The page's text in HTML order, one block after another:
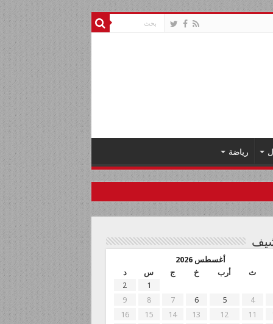
رياضة
أغسطس 2026
ث أرب خ ج س
د
1
2
4
5
6
7
8
9
11
12
13
14
15
16